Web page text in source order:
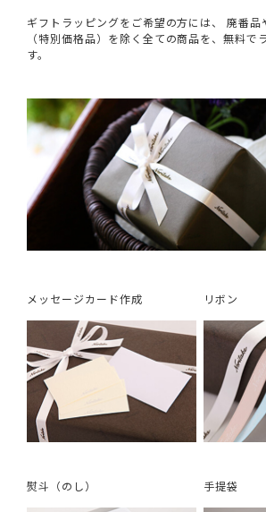
ギフトラッピングをご希望の方には、 廃番品
（特別価格品）を除く全ての商品を、無料で
す。
メッセージカード作成 リボン
熨斗（のし） 手提袋